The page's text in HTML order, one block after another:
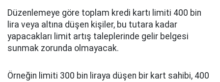
Düzenlemeye göre toplam kredi kartı limiti 400 bin
lira veya altına düşen kişiler, bu tutara kadar
yapacakları limit artış taleplerinde gelir belgesi
sunmak zorunda olmayacak.
Örneğin limiti 300 bin liraya düşen bir kart sahibi, 400